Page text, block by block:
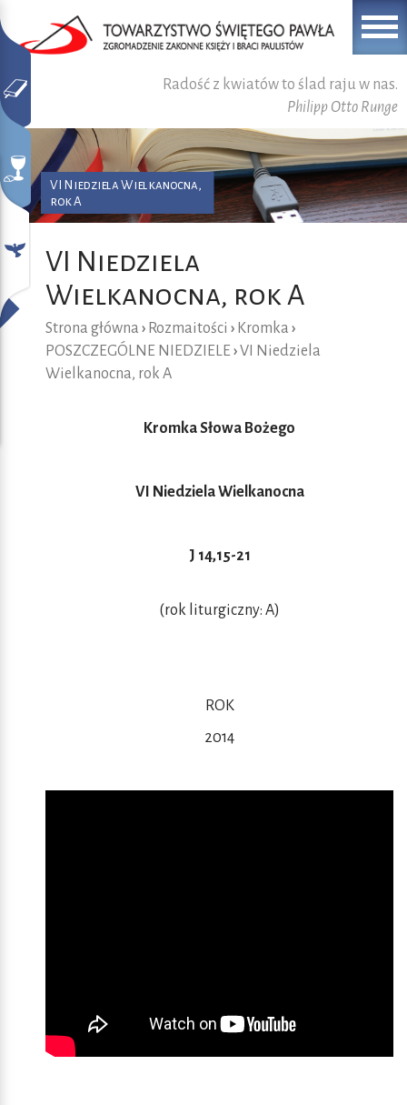
Radość z kwiatów to ślad raju w nas.
Philipp Otto Runge
VI Niedziela Wielkanocna,
rok A
VI Niedziela
Wielkanocna, rok A
Strona główna › Rozmaitości › Kromka ›
POSZCZEGÓLNE NIEDZIELE›VI Niedziela
Wielkanocna, rok A
Kromka Słowa Bożego
VI Niedziela Wielkanocna
J 14,15-21
(rok liturgiczny: A)
ROK
2014